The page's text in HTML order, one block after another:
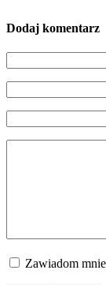
Dodaj komentarz
Zawiadom